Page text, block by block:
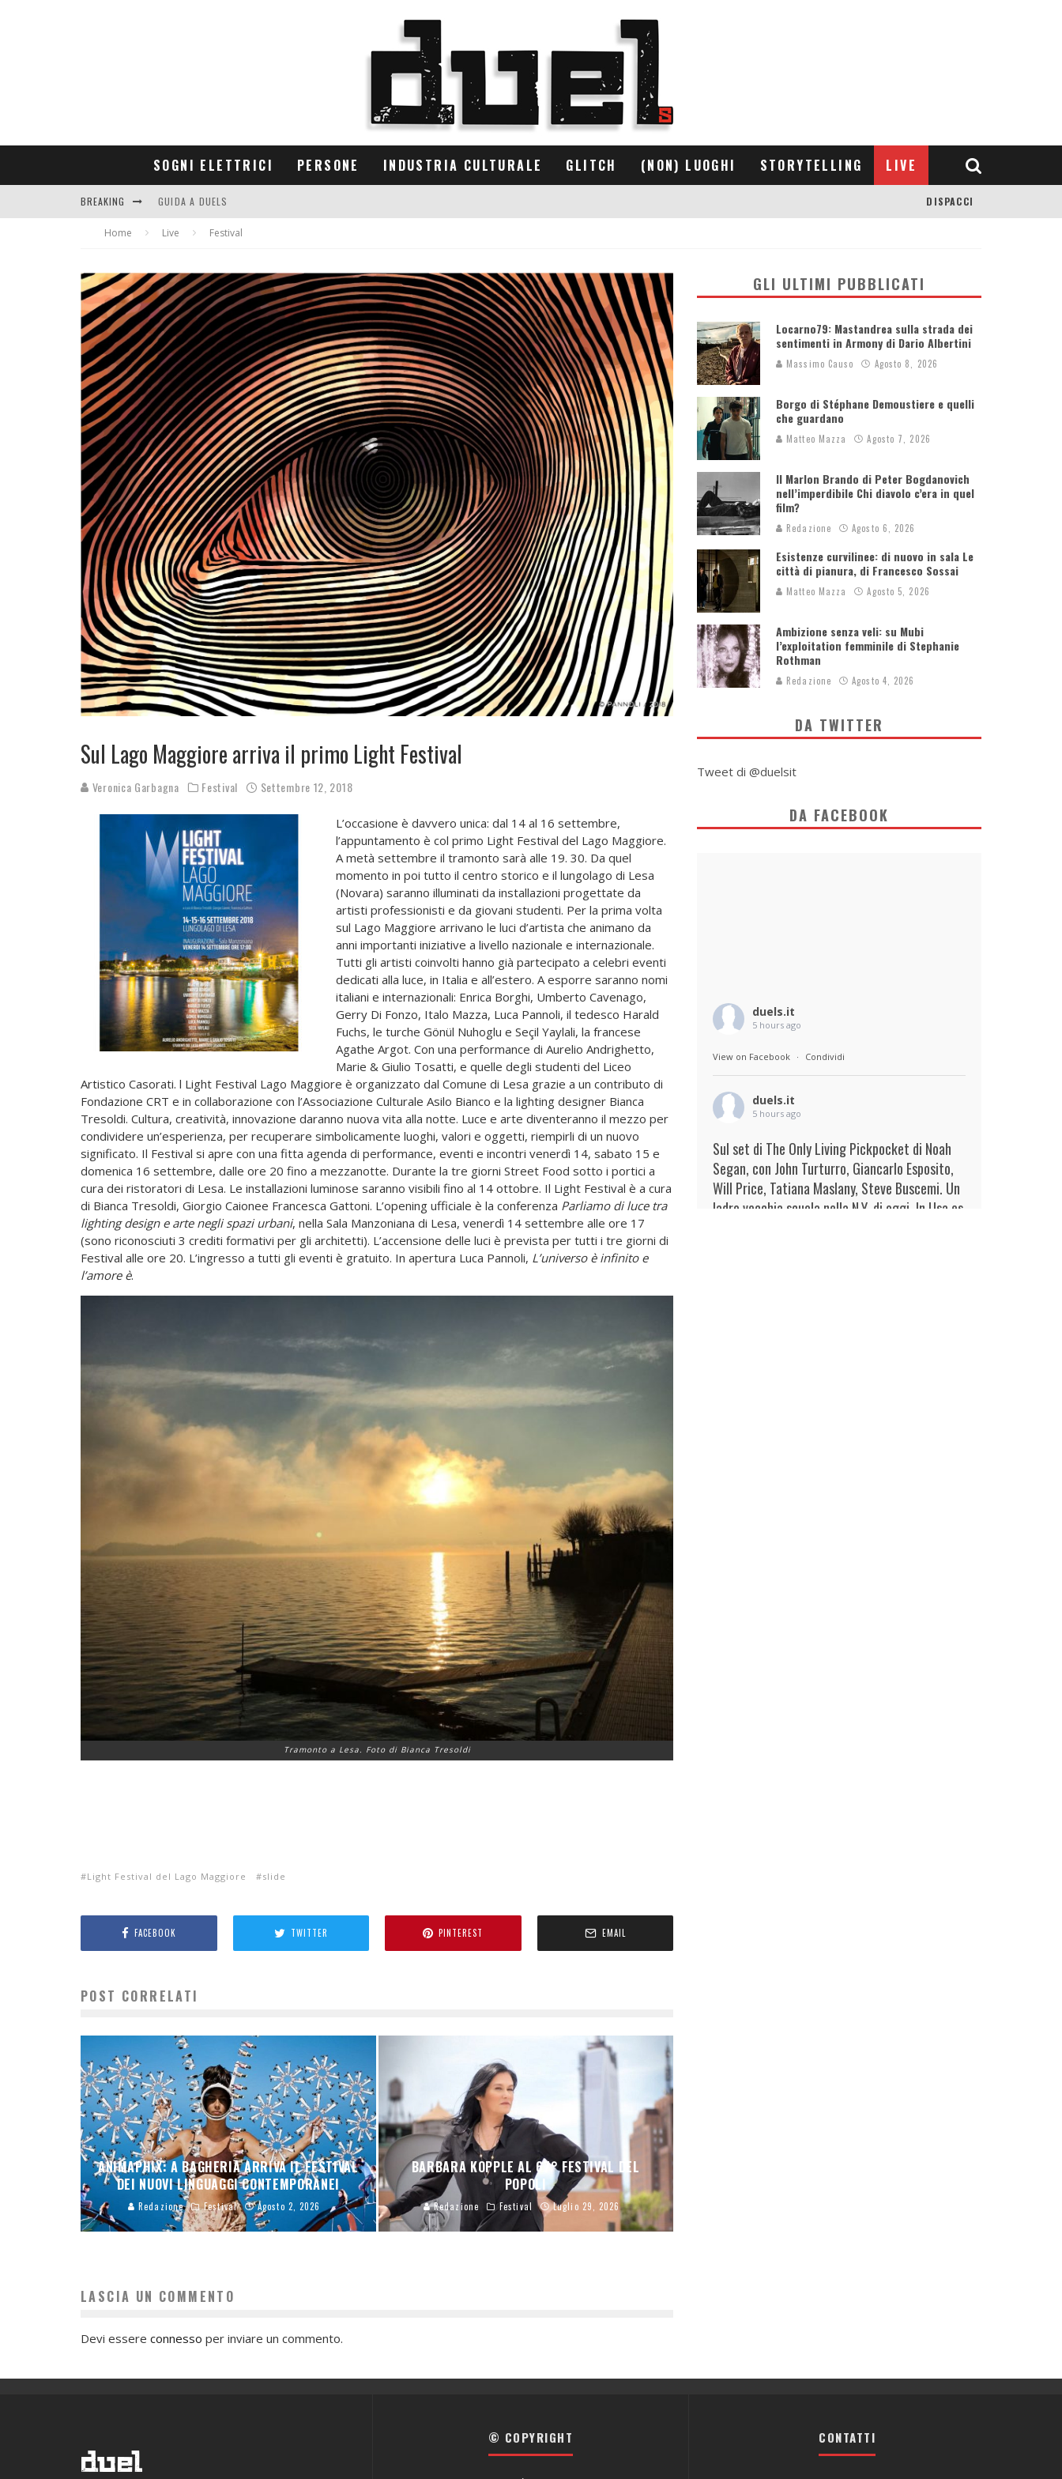
SOGNI ELETTRICI PERSONE INDUSTRIA CULTURALE GLITCH (NON) LUOGHI STORYTELLING LIVE
BREAKING GUIDA A DUELS
CONTRIBUTORS
DISPACCI
Home Live Festival
Sul Lago Maggiore arriva il primo Light Festival
Veronica Garbagna Festival Settembre 12, 2018
L’occasione è davvero unica: dal 14 al 16 settembre,
l’appuntamento è col primo Light Festival del Lago Maggiore.
A metà settembre il tramonto sarà alle 19. 30. Da quel
momento in poi tutto il centro storico e il lungolago di Lesa
(Novara) saranno illuminati da installazioni progettate da
artisti professionisti e da giovani studenti. Per la prima volta
sul Lago Maggiore arrivano le luci d’artista che animano da
anni importanti iniziative a livello nazionale e internazionale.
Tutti gli artisti coinvolti hanno già partecipato a celebri eventi
dedicati alla luce, in Italia e all’estero. A esporre saranno nomi
italiani e internazionali: Enrica Borghi, Umberto Cavenago,
Gerry Di Fonzo, Italo Mazza, Luca Pannoli, il tedesco Harald
Fuchs, le turche Gönül Nuhoglu e Seçil Yaylali, la francese
Agathe Argot. Con una performance di Aurelio Andrighetto,
Marie & Giulio Tosatti, e quelle degli studenti del Liceo
Artistico Casorati. l Light Festival Lago Maggiore è organizzato dal Comune di Lesa grazie a un contributo di
Fondazione CRT e in collaborazione con l’Associazione Culturale Asilo Bianco e la lighting designer Bianca
Tresoldi. Cultura, creatività, innovazione daranno nuova vita alla notte. Luce e arte diventeranno il mezzo per
condividere un’esperienza, per recuperare simbolicamente luoghi, valori e oggetti, riempirli di un nuovo
significato. Il Festival si apre con una fitta agenda di performance, eventi e incontri venerdì 14, sabato 15 e
domenica 16 settembre, dalle ore 20 fino a mezzanotte. Durante la tre giorni Street Food sotto i portici a
cura dei ristoratori di Lesa. Le installazioni luminose saranno visibili fino al 14 ottobre. Il Light Festival è a cura
di Bianca Tresoldi, Giorgio Caionee Francesca Gattoni. L’opening ufficiale è la conferenza Parliamo di luce tra
lighting design e arte negli spazi urbani, nella Sala Manzoniana di Lesa, venerdì 14 settembre alle ore 17
(sono riconosciuti 3 crediti formativi per gli architetti). L’accensione delle luci è prevista per tutti i tre giorni di
Festival alle ore 20. L’ingresso a tutti gli eventi è gratuito. In apertura Luca Pannoli, L’universo è infinito e
l’amore è.
Tramonto a Lesa. Foto di Bianca Tresoldi
Light Festival del Lago Maggiore slide
FACEBOOK TWITTER PINTEREST EMAIL
POST CORRELATI
ANIMAPHIX: A BAGHERIA ARRIVA IL FESTIVAL
DEI NUOVI LINGUAGGI CONTEMPORANEI
Redazione Festival Agosto 2, 2026
BARBARA KOPPLE AL 67° FESTIVAL DEL
POPOLI
Redazione Festival Luglio 29, 2026
LASCIA UN COMMENTO
Devi essere connesso per inviare un commento.
GLI ULTIMI PUBBLICATI
Locarno79: Mastandrea sulla strada dei
sentimenti in Armony di Dario Albertini
Massimo Causo Agosto 8, 2026
Borgo di Stéphane Demoustiere e quelli
che guardano
Matteo Mazza Agosto 7, 2026
Il Marlon Brando di Peter Bogdanovich
nell’imperdibile Chi diavolo c’era in quel
film?
Redazione Agosto 6, 2026
Esistenze curvilinee: di nuovo in sala Le
città di pianura, di Francesco Sossai
Matteo Mazza Agosto 5, 2026
Ambizione senza veli: su Mubi
l’exploitation femminile di Stephanie
Rothman
Redazione Agosto 4, 2026
DA TWITTER
Tweet di @duelsit
DA FACEBOOK
duels.it
5 hours ago
View on Facebook · Condividi
duels.it
5 hours ago
Sul set di The Only Living Pickpocket di Noah
Segan, con John Turturro, Giancarlo Esposito,
Will Price, Tatiana Maslany, Steve Buscemi. Un
ladro vecchia scuola nella N.Y. di oggi. In Usa es
© COPYRIGHT CONTATTI